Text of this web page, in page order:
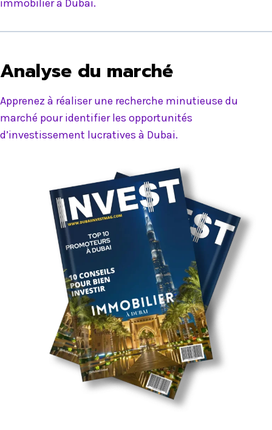
immobilier à Dubai.
Analyse du marché
Apprenez à réaliser une recherche minutieuse du
marché pour identifier les opportunités
d’investissement lucratives à Dubai.